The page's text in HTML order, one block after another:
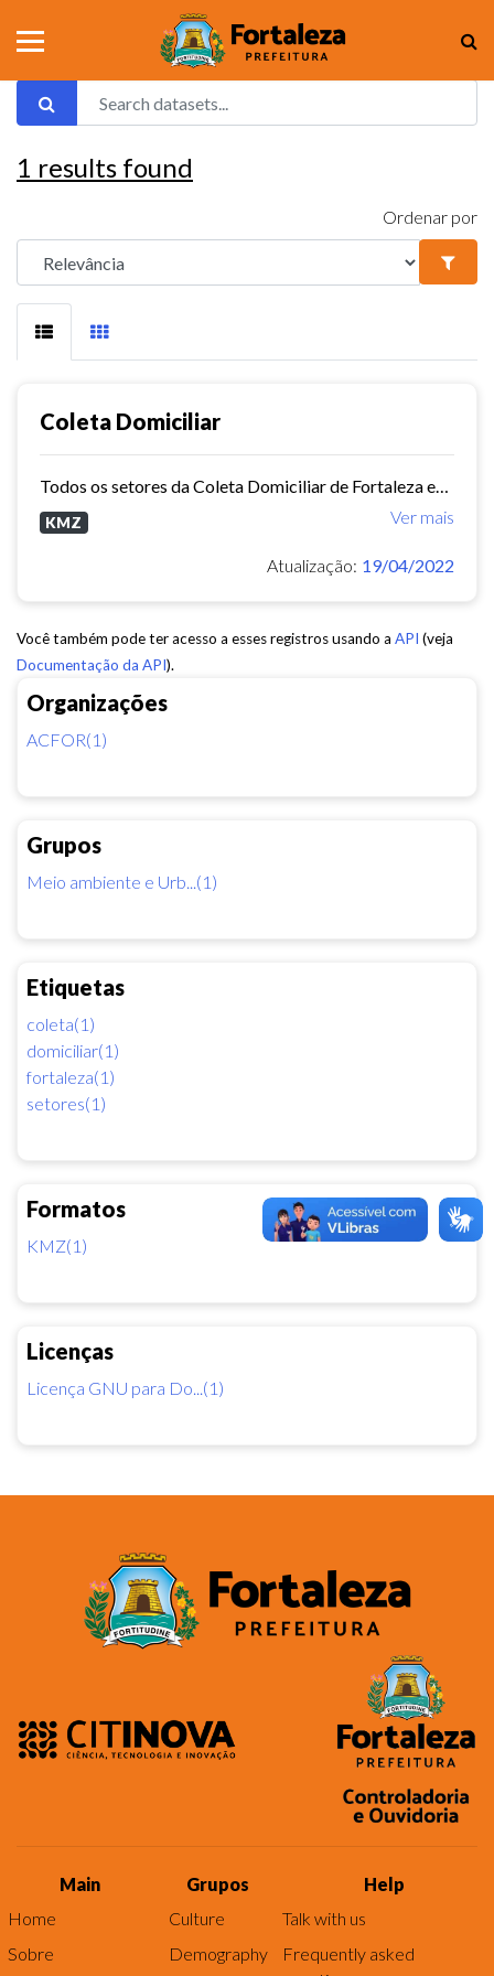
Organizações
ACFOR(1)
Grupos
Meio ambiente e Urb...(1)
Etiquetas
coleta(1)
domiciliar(1)
fortaleza(1)
setores(1)
Formatos
KMZ(1)
Licenças
Licença GNU para Do...(1)
1 results found
Ordenar por
Coleta Domiciliar
Ver mais
KMZ
Atualização: 19/04/2022
Você também pode ter acesso a esses registros usando a API (veja
Documentação da API).
Main
Home
Sobre
Grupos
Culture
Demography
Help
Talk with us
Frequently asked